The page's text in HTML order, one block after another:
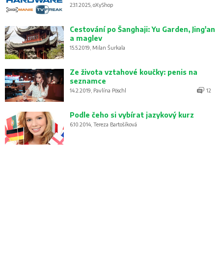
23.1.2025, oXyShop
Cestování po Šanghaji: Yu Garden, Jing'an
a maglev
15.5.2019, Milan Šurkala
Ze života vztahové koučky: penis na
seznamce
14.2.2019, Pavlína Pöschl 12
Podle čeho si vybírat jazykový kurz
6.10.2014, Tereza Bartošíková